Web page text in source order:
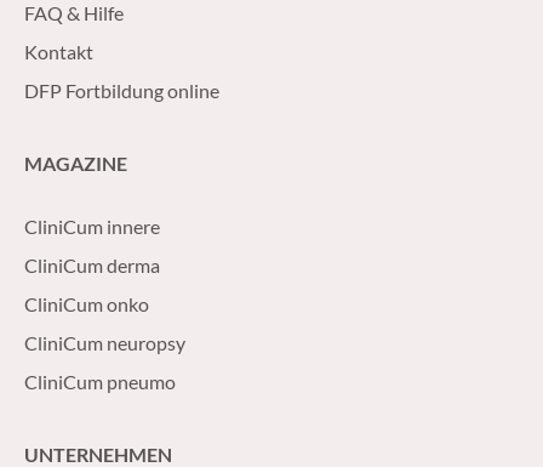
FAQ & Hilfe
Kontakt
DFP Fortbildung online
MAGAZINE
CliniCum innere
CliniCum derma
CliniCum onko
CliniCum neuropsy
CliniCum pneumo
UNTERNEHMEN